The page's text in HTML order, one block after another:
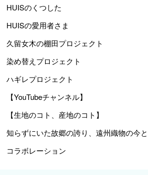
HUISのくつした
HUISの愛用者さま
久留女木の棚田プロジェクト
染め替えプロジェクト
ハギレプロジェクト
【YouTubeチャンネル】
【生地のコト、産地のコト】
知らずにいた故郷の誇り、遠州織物の今
コラボレーション